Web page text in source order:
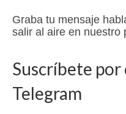
Graba tu mensaje
salir al aire en nuestro
Suscríbete
Telegram